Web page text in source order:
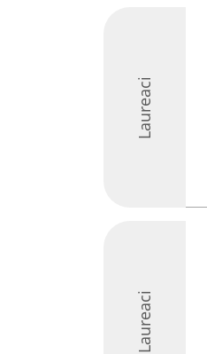
Laureaci
Laureaci